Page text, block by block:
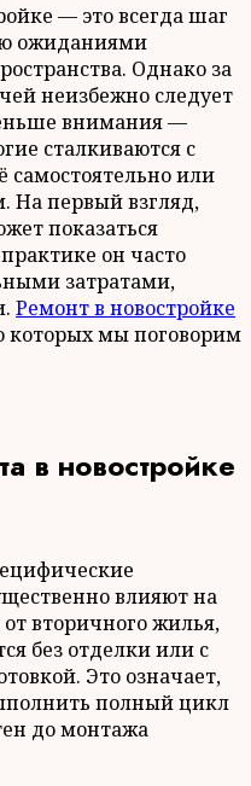
— это всегда шаг
ожиданиями
Однако за
неизбежно следует
внимания —
сталкиваются с
или
На первый взгляд,
показаться
он часто
затратами,
Ремонт в новостройке
которых мы поговорим
в новостройке
влияют на
вторичного жилья,
без отделки или с
Это означает,
полный цикл
до монтажа